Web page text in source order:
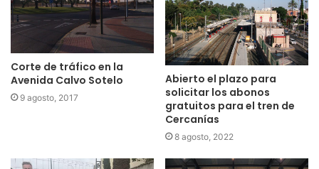
Corte de tráfico en la
Avenida Calvo Sotelo
9 agosto, 2017
Abierto el plazo para
solicitar los abonos
gratuitos para el tren de
Cercanías
8 agosto, 2022